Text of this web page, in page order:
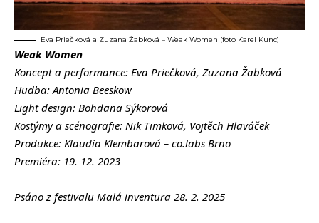
Eva Priečková a Zuzana Žabková – Weak Women (foto Karel Kunc)
Weak Women
Koncept a performance: Eva Priečková, Zuzana Žabková
Hudba: Antonia Beeskow
Light design: Bohdana Sýkorová
Kostýmy a scénografie: Nik Timková, Vojtěch Hlaváček
Produkce: Klaudia Klembarová – co.labs Brno
Premiéra: 19. 12. 2023
Psáno z festivalu Malá inventura 28. 2. 2025